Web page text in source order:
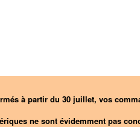
à partir du 30 juillet, vos
ne sont évidemment pas